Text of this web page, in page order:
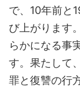
で、10年前と
び上がります
らかになる事
す。果たして
罪と復讐の行